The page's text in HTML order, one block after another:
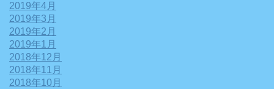
2019年4月
2019年3月
2019年2月
2019年1月
2018年12月
2018年11月
2018年10月